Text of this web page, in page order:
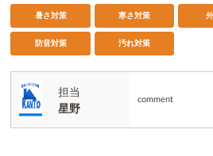
暑さ対策 寒さ対策
防音対策 汚れ対策
担当
星野
comment